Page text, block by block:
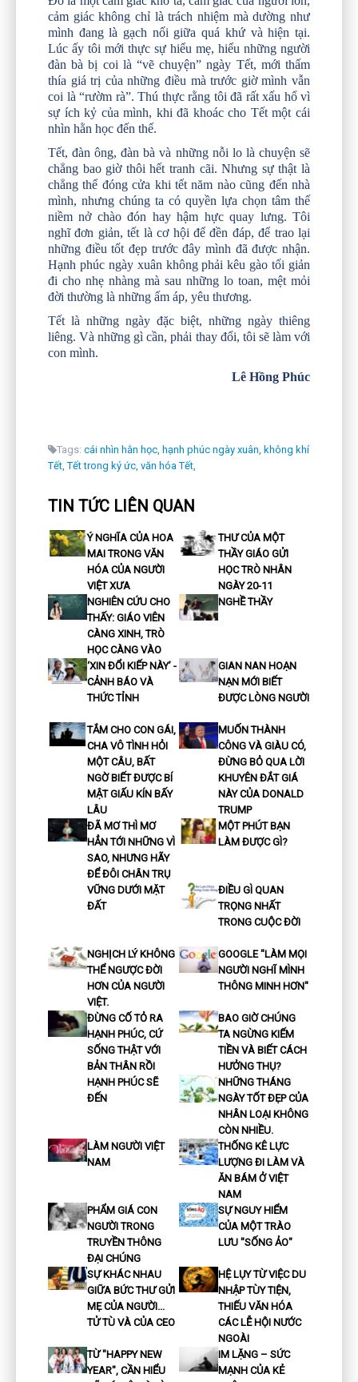
cảm giác không chỉ là trách nhiệm mà dường như
mình đang là gạch nối giữa quá khứ và hiện tại.
Lúc ấy tôi mới thực sự hiểu mẹ, hiểu những người
đàn bà bị coi là “vẽ chuyện” ngày Tết, mới thấm
thía giá trị của những điều mà trước giờ mình vẫn
coi là “rườm rà”. Thú thực rằng tôi đã rất xấu hổ vì
sự ích kỷ của mình, khi đã khoác cho Tết một cái
nhìn hằn học đến thế.
Tết, đàn ông, đàn bà và những nỗi lo là chuyện sẽ
chẳng bao giờ thôi hết tranh cãi. Nhưng sự thật là
chẳng thể đóng cửa khi tết năm nào cũng đến nhà
mình, nhưng chúng ta có quyền lựa chọn tâm thế
niềm nở chào đón hay hậm hực quay lưng. Tôi
nghĩ đơn giản, tết là cơ hội để đền đáp, để trao lại
những điều tốt đẹp trước đây mình đã được nhận.
Hạnh phúc ngày xuân không phải kêu gào tối giản
đi cho nhẹ nhàng mà sau những lo toan, mệt mỏi
đời thường là những ấm áp, yêu thương.
Tết là những ngày đặc biệt, những ngày thiêng
liêng. Và những gì cần, phải thay đổi, tôi sẽ làm với
con mình.
Lê Hồng Phúc
Tags: cái nhìn hằn học, hạnh phúc ngày xuân, không khí
Tết, Tết trong ký ức, văn hóa Tết,
TIN TỨC LIÊN QUAN
Ý NGHĨA CỦA HOA
MAI TRONG VĂN
HÓA CỦA NGƯỜI
VIỆT XƯA
THƯ CỦA MỘT
THẦY GIÁO GỬI
HỌC TRÒ NHÂN
NGÀY 20-11
NGHIÊN CỨU CHO
THẤY: GIÁO VIÊN
CÀNG XINH, TRÒ
HỌC CÀNG VÀO
NGHỀ THẦY
‘XIN ĐỔI KIẾP NÀY’ -
CẢNH BÁO VÀ
THỨC TỈNH
GIAN NAN HOẠN
NẠN MỚI BIẾT
ĐƯỢC LÒNG NGƯỜI
TẮM CHO CON GÁI,
CHA VÔ TÌNH HỎI
MỘT CÂU, BẤT
NGỜ BIẾT ĐƯỢC BÍ
MẬT GIẤU KÍN BẤY
LÂU
MUỐN THÀNH
CÔNG VÀ GIÀU CÓ,
ĐỪNG BỎ QUA LỜI
KHUYÊN ĐẮT GIÁ
NÀY CỦA DONALD
TRUMP
ĐÃ MƠ THÌ MƠ
HẲN TỚI NHỮNG VÌ
SAO, NHƯNG HÃY
ĐỂ ĐÔI CHÂN TRỤ
VỮNG DƯỚI MẶT
ĐẤT
MỘT PHÚT BẠN
LÀM ĐƯỢC GÌ?
ĐIỀU GÌ QUAN
TRỌNG NHẤT
TRONG CUỘC ĐỜI
NGHỊCH LÝ KHÔNG
THỂ NGƯỢC ĐỜI
HƠN CỦA NGƯỜI
VIỆT.
GOOGLE "LÀM MỌI
NGƯỜI NGHĨ MÌNH
THÔNG MINH HƠN"
ĐỪNG CỐ TỎ RA
HẠNH PHÚC, CỨ
SỐNG THẬT VỚI
BẢN THÂN RỒI
HẠNH PHÚC SẼ
ĐẾN
BAO GIỜ CHÚNG
TA NGỪNG KIẾM
TIỀN VÀ BIẾT CÁCH
HƯỞNG THỤ?
NHỮNG THÁNG
NGÀY TỐT ĐẸP CỦA
NHÂN LOẠI KHÔNG
CÒN NHIỀU.
LÀM NGƯỜI VIỆT
NAM
THỐNG KÊ LỰC
LƯỢNG ĐI LÀM VÀ
ĂN BÁM Ở VIỆT
NAM
PHẨM GIÁ CON
NGƯỜI TRONG
TRUYỀN THÔNG
ĐẠI CHÚNG
SỰ NGUY HIỂM
CỦA MỘT TRÀO
LƯU "SỐNG ẢO"
SỰ KHÁC NHAU
GIỮA BỨC THƯ GỬI
MẸ CỦA NGƯỜI...
TỬ TÙ VÀ CỦA CEO
HỆ LỤY TỪ VIỆC DU
NHẬP TÙY TIỆN,
THIẾU VĂN HÓA
CÁC LỄ HỘI NƯỚC
NGOÀI
TỪ "HAPPY NEW
YEAR", CẦN HIỂU
IM LẶNG – SỨC
MẠNH CỦA KẺ